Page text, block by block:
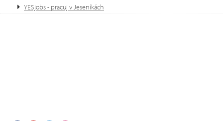
YESjobs - pracuj v Jeseníkách